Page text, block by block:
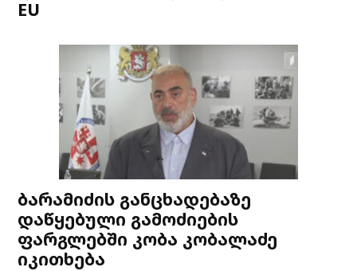
EU
ბარამიძის განცხადებაზე
დაწყებული გამოძიების
ფარგლებში კობა კობალაძე
იკითხება